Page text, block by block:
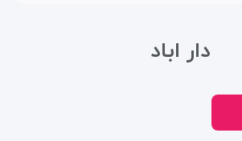
دار اباد